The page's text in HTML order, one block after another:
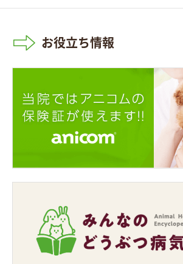
お役立ち情報